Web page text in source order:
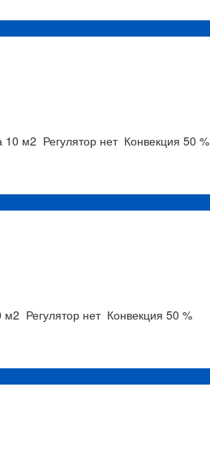
10 м2 Регулятор нет Конвекция 50 %
м2 Регулятор нет Конвекция 50 %